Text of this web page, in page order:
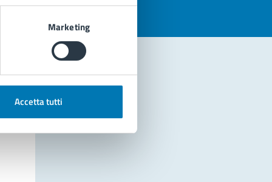
Marketing
Accetta tutti